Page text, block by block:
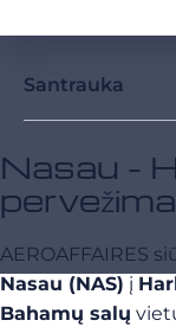
Santrauka
Nasau -
AEROAFFAIRES
Nasau (NAS) į
Bahamų salų